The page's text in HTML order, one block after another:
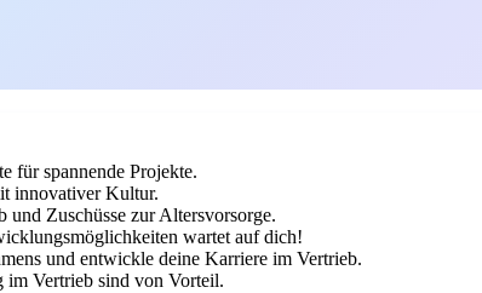
für spannende Projekte.
innovativer Kultur.
Zuschüsse zur Altersvorsorge.
wartet auf dich!
und entwickle deine Karriere im Vertrieb.
Vertrieb sind von Vorteil.